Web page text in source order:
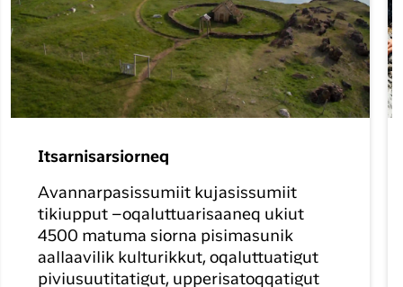
Itsarnisarsiorneq
Avannarpasissumiit kujasissumiit
tikiupput –oqaluttuarisaaneq ukiut
4500 matuma siorna pisimasunik
aallaavilik kulturikkut, oqaluttuatigut
piviusuutitatigut, upperisatoqqatigut